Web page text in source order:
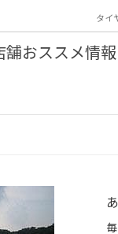
タイ
舗おススメ情